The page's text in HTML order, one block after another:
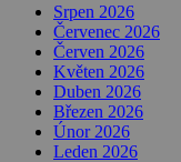
Srpen 2026
Červenec 2026
Červen 2026
Květen 2026
Duben 2026
Březen 2026
Únor 2026
Leden 2026